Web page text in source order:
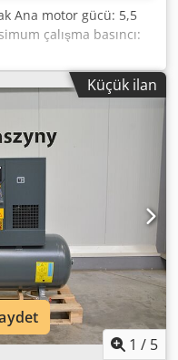
Ana motor gücü: 5,5
çalışma basıncı:
Kompresörün çalışma
normlarına uygundur
SIFIR
Küçük ilan
1 / 5